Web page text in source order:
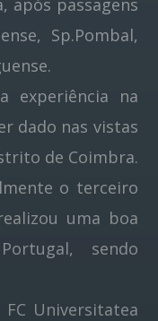
após passagens
Sp.Pombal,
experiência na
dado nas vistas
de Coimbra.
o terceiro
uma boa
sendo
Universitatea